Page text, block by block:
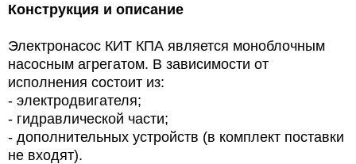
Конструкция и описание
Электронасос КИТ КПА является моноблочным
насосным агрегатом. В зависимости от
исполнения состоит из:
- электродвигателя;
- гидравлической части;
- дополнительных устройств (в комплект поставки
не входят).